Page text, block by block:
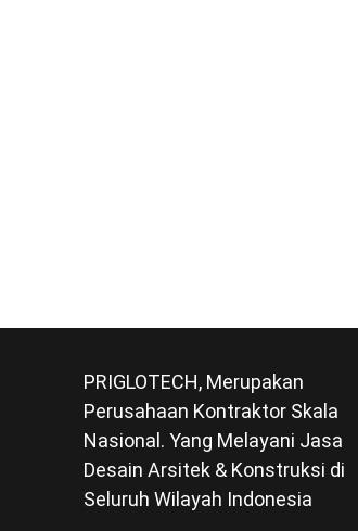
PRIGLOTECH, Merupakan
Perusahaan Kontraktor Skala
Nasional. Yang Melayani Jasa
Desain Arsitek & Konstruksi di
Seluruh Wilayah Indonesia